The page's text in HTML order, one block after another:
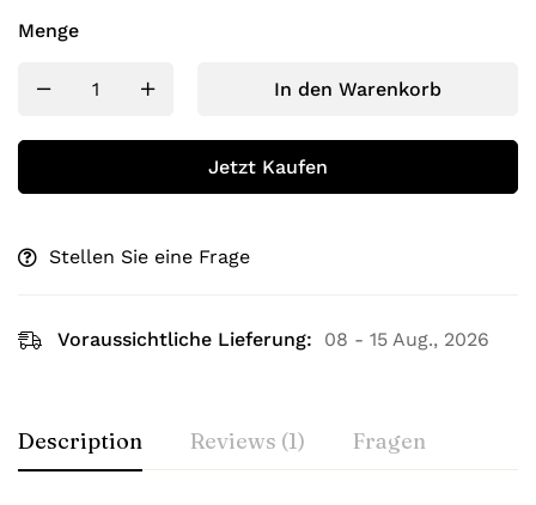
Menge
In den Warenkorb
Jetzt Kaufen
Stellen Sie eine Frage
Voraussichtliche Lieferung: 08 - 15 Aug., 2026
Description Reviews (1) Fragen